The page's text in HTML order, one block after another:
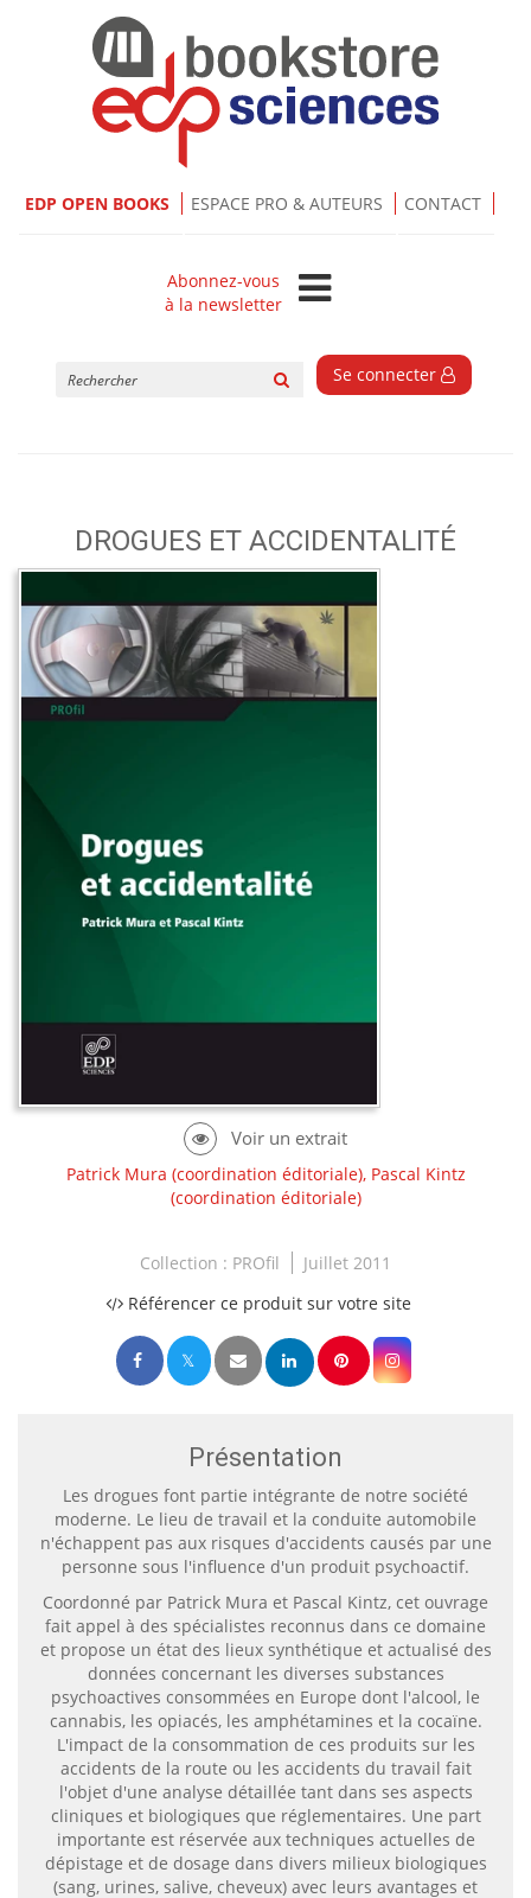
EDP OPEN BOOKS ESPACE PRO & AUTEURS CONTACT
Abonnez-vous
à la newsletter
Se connecter
DROGUES ET ACCIDENTALITÉ
Patrick Mura (coordination éditoriale), Pascal Kintz
(coordination éditoriale)
Collection : PROfil
Juillet 2011
Référencer ce produit sur votre site
Présentation
Les drogues font partie intégrante de notre société
moderne. Le lieu de travail et la conduite automobile
n'échappent pas aux risques d'accidents causés par une
personne sous l'influence d'un produit psychoactif.
Coordonné par Patrick Mura et Pascal Kintz, cet ouvrage
fait appel à des spécialistes reconnus dans ce domaine
et propose un état des lieux synthétique et actualisé des
données concernant les diverses substances
psychoactives consommées en Europe dont l'alcool, le
cannabis, les opiacés, les amphétamines et la cocaïne.
L'impact de la consommation de ces produits sur les
accidents de la route ou les accidents du travail fait
l'objet d'une analyse détaillée tant dans ses aspects
cliniques et biologiques que réglementaires. Une part
importante est réservée aux techniques actuelles de
dépistage et de dosage dans divers milieux biologiques
(sang, urines, salive, cheveux) avec leurs avantages et